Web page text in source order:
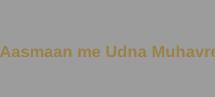
Aasmaan me Udna